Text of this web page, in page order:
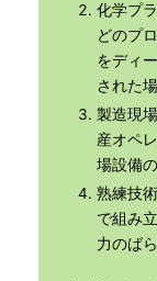
化学プ
どのプ
をディ
された
製造現
産オペ
場設備
熟練技
で組み
力のば